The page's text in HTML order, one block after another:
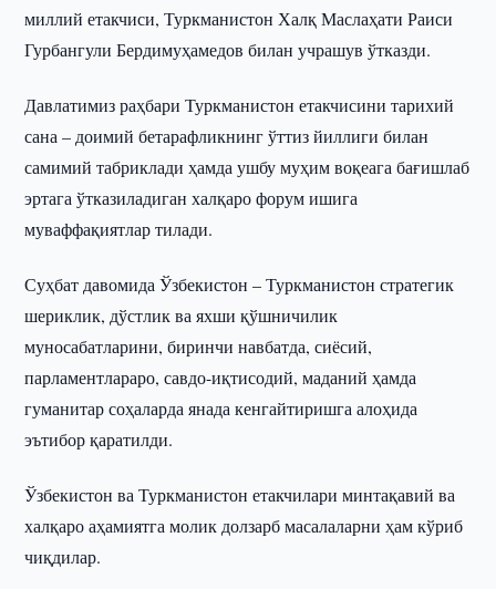
миллий етакчиси, Туркманистон Халқ Маслаҳати Раиси
Гурбангули Бердимуҳамедов билан учрашув ўтказди.
Давлатимиз раҳбари Туркманистон етакчисини тарихий
сана – доимий бетарафликнинг ўттиз йиллиги билан
самимий табриклади ҳамда ушбу муҳим воқеага бағишлаб
эртага ўтказиладиган халқаро форум ишига
муваффақиятлар тилади.
Суҳбат давомида Ўзбекистон – Туркманистон стратегик
шериклик, дўстлик ва яхши қўшничилик
муносабатларини, биринчи навбатда, сиёсий,
парламентлараро, савдо-иқтисодий, маданий ҳамда
гуманитар соҳаларда янада кенгайтиришга алоҳида
эътибор қаратилди.
Ўзбекистон ва Туркманистон етакчилари минтақавий ва
халқаро аҳамиятга молик долзарб масалаларни ҳам кўриб
чиқдилар.